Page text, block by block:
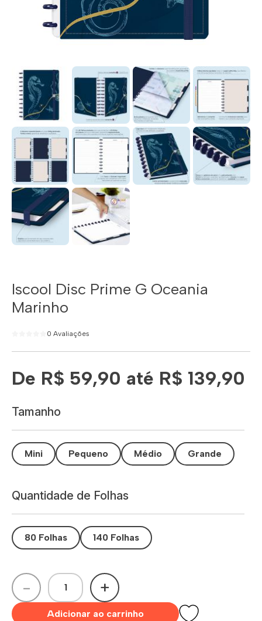
Iscool Disc Prime G Oceania
Marinho
0 Avaliações
De R$ 59,90 até R$ 139,90
Tamanho
Mini Pequeno Médio Grande
Quantidade de Folhas
80 Folhas 140 Folhas
- +
Adicionar ao carrinho